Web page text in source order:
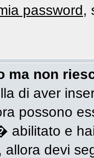
password,
ma non
di aver
possono
abilitato e
allora devi